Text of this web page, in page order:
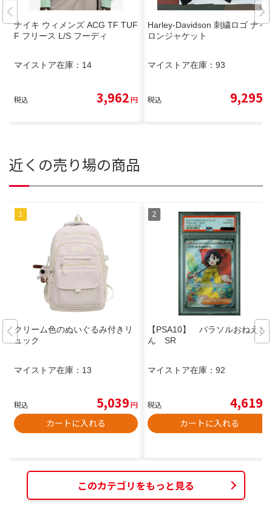
ナイキ ウィメンズ ACG TF TUF
F フリース L/S フーディ
マイストア在庫： 14
税込 3,962円
Harley-Davidson 刺繍ロゴ ナイ
ロンジャケット
マイストア在庫： 93
税込 9,295
近くの売り場の商品
クリーム色のぬいぐるみ付きリ
ュック
マイストア在庫： 13
税込 5,039円
カートに入れる
【PSA10】 パラソルおねえさ
ん SR
マイストア在庫： 92
税込 4,619
カートに入れる
このカテゴリをもっと見る